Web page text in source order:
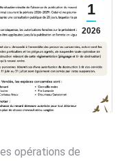
1
2026
opérations de